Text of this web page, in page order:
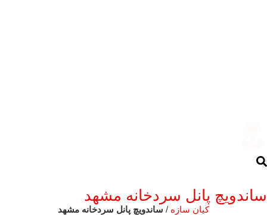
ساندویچ پانل سردخانه مشهد
کیان سازه / ساندویچ پانل سردخانه مشهد